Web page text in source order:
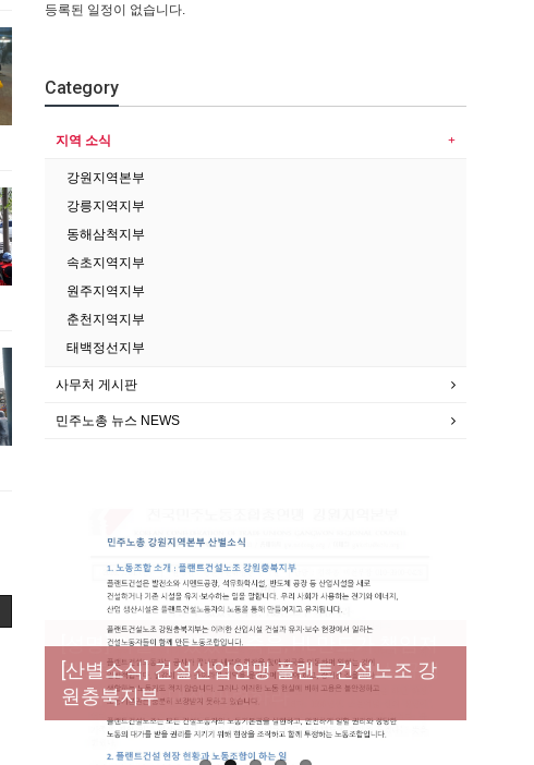
등록된 일정이 없습니다.
Category
지역 소식
강원지역본부
강릉지역지부
동해삼척지부
속초지역지부
원주지역지부
춘천지역지부
태백정선지부
사무처 게시판
민주노총 뉴스 NEWS
[성명] 막을 수 있었던 죽음, HL만도가 책임져
라 : 청년노동자 사망사고의 철저한 진상규명
과 재발방지 대책 마련하라
[산별소식] 건설산업연맹 플랜트건설노조 강
원충북지부
[강릉,속초,원주,춘천] 폭염감시단 사업 이모저
모
[조합원☆인터뷰] 서비스연맹 전국학교비정
규직노동조합 강원지부 김유미 춘천지회장
[본부소식] 강원지역 노동자 합창단 모임